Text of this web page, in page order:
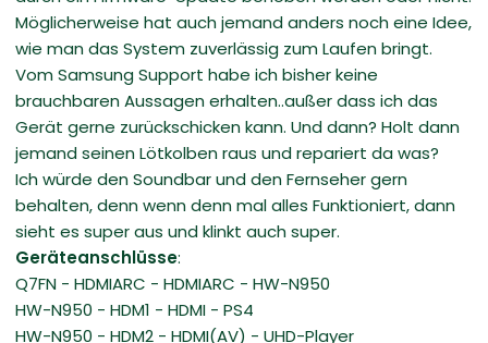
Möglicherweise hat auch jemand anders noch eine Idee,
wie man das System zuverlässig zum Laufen bringt.
Vom Samsung Support habe ich bisher keine
brauchbaren Aussagen erhalten..außer dass ich das
Gerät gerne zurückschicken kann. Und dann? Holt dann
jemand seinen Lötkolben raus und repariert da was?
Ich würde den Soundbar und den Fernseher gern
behalten, denn wenn denn mal alles Funktioniert, dann
sieht es super aus und klinkt auch super.
Geräteanschlüsse:
Q7FN - HDMIARC - HDMIARC - HW-N950
HW-N950 - HDM1 - HDMI - PS4
HW-N950 - HDM2 - HDMI(AV) - UHD-Player